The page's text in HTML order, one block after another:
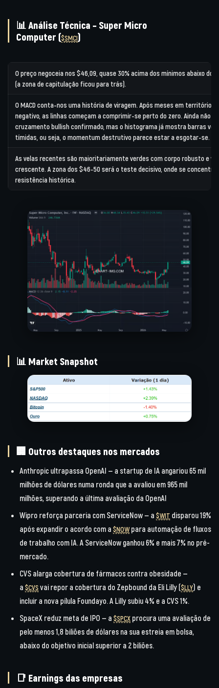
📊 Análise Técnica – Super Micro
Computer ($SMCI)
O preço negoceia nos $46,09, quase 30% acima dos mínimos abaixo dos
(a zona de capitulação ficou para trás).
O MACD conta-nos uma história de viragem. Após meses em território
negativo, as linhas começam a comprimir-se perto do zero. Ainda não há
cruzamento bullish confirmado, mas o histograma já mostra barras
tímidas, ou seja, o momentum destrutivo parece estar a esgotar-se.
As velas recentes são maioritariamente verdes com corpo robusto e
crescente. A zona dos $46-50 será o teste decisivo, onde se concentra
resistência histórica.
📊 Market Snapshot
🏢 Outros destaques nos mercados
Anthropic ultrapassa OpenAI — a startup de IA angariou 65 mil
milhões de dólares numa ronda que a avaliou em 965 mil
milhões, superando a última avaliação da OpenAI
Wipro reforça parceria com ServiceNow — a $WIT disparou 19%
após expandir o acordo com a $NOW para automação de fluxos
de trabalho com IA. A ServiceNow ganhou 6% e mais 7% no pré-
mercado.
CVS alarga cobertura de fármacos contra obesidade —
a $CVS vai repor a cobertura do Zepbound da Eli Lilly ($LLY) e
incluir a nova pílula Foundayo. A Lilly subiu 4% e a CVS 1%.
SpaceX reduz meta de IPO — a $SPCX procura uma avaliação de
pelo menos 1,8 biliões de dólares na sua estreia em bolsa,
abaixo do objetivo inicial superior a 2 biliões.
📑 Earnings das empresas